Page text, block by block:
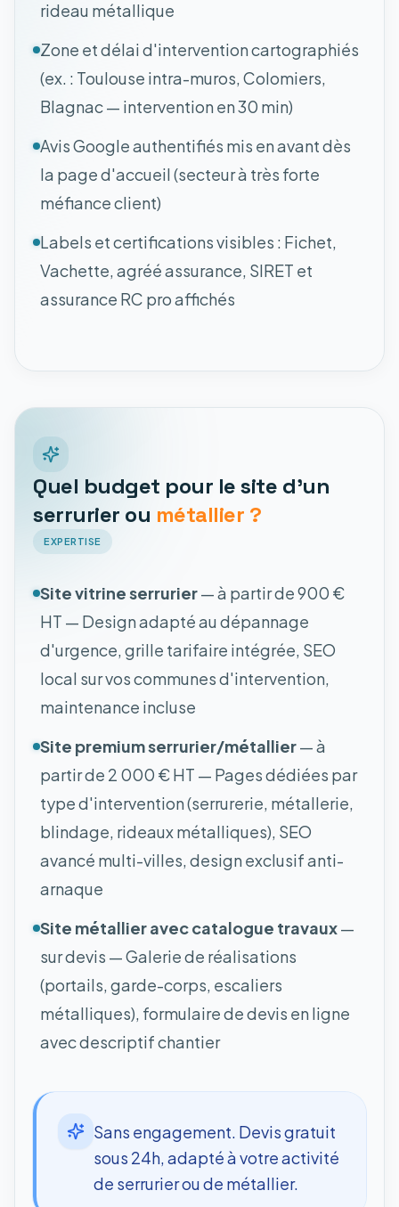
rideau métallique
Zone et délai d'intervention cartographiés
(ex. : Toulouse intra-muros, Colomiers,
Blagnac — intervention en 30 min)
Avis Google authentifiés mis en avant dès
la page d'accueil (secteur à très forte
méfiance client)
Labels et certifications visibles : Fichet,
Vachette, agréé assurance, SIRET et
assurance RC pro affichés
Quel budget pour le site d'un
serrurier ou métallier ?
EXPERTISE
Site vitrine serrurier— à partir de 900 €
HT — Design adapté au dépannage
d'urgence, grille tarifaire intégrée, SEO
local sur vos communes d'intervention,
maintenance incluse
Site premium serrurier/métallier— à
partir de 2 000 € HT — Pages dédiées par
type d'intervention (serrurerie, métallerie,
blindage, rideaux métalliques), SEO
avancé multi-villes, design exclusif anti-
arnaque
Site métallier avec catalogue travaux—
sur devis — Galerie de réalisations
(portails, garde-corps, escaliers
métalliques), formulaire de devis en ligne
avec descriptif chantier
Sans engagement. Devis gratuit
sous 24h, adapté à votre activité
de serrurier ou de métallier.